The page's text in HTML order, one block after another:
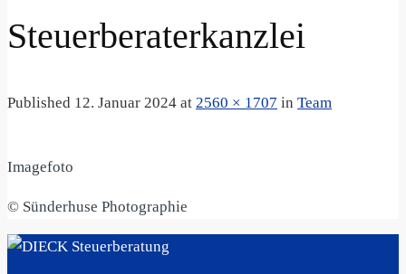
Steuerberaterkanzlei
Published 12. Januar 2024 at 2560 × 1707 in Team
Imagefoto
© Sünderhuse Photographie